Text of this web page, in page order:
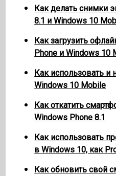
Как делать снимки
8.1 и Windows 10
Как загрузить
Phone и Windows 10
Как использовать и
Windows 10 Mobile
Как откатить
Windows Phone 8.1
Как использовать
в Windows 10, как
Как обновить свой